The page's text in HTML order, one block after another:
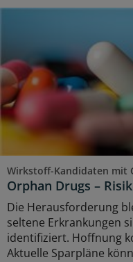
Wirkstoff-Kandidaten mit
Orphan Drugs –
Die Herausforderung
seltene Erkrankungen
identifiziert. Hoffnung
Aktuelle Sparpläne